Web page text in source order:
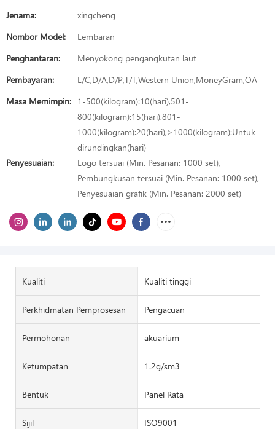
Jenama:
xingcheng
Nombor Model:
Lembaran
Penghantaran:
Menyokong pengangkutan laut
Pembayaran:
L/C,D/A,D/P,T/T,Western Union,MoneyGram,OA
Masa Memimpin: 1-500(kilogram):10(hari),501-
800(kilogram):15(hari),801-
1000(kilogram):20(hari),>1000(kilogram):Untuk
dirundingkan(hari)
Penyesuaian:
Logo tersuai (Min. Pesanan: 1000 set),
Pembungkusan tersuai (Min. Pesanan: 1000 set),
Penyesuaian grafik (Min. Pesanan: 2000 set)
Kualiti Kualiti tinggi
Perkhidmatan Pemprosesan Pengacuan
Permohonan akuarium
Ketumpatan 1.2g/sm3
Bentuk Panel Rata
Sijil ISO9001